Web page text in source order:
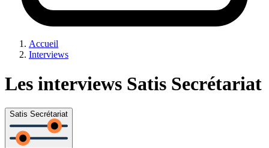
Accueil
Interviews
Les interviews Satis Secrétariat
Satis Secrétariat